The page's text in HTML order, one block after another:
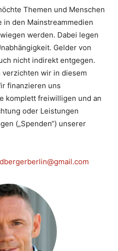
Themen und Menschen
in den Mainstreammedien
werden. Dabei legen
Gelder von
nicht indirekt entgegen.
verzichten wir in diesem
finanzieren uns
komplett freiwilligen und an
oder Leistungen
(„Spenden“) unserer